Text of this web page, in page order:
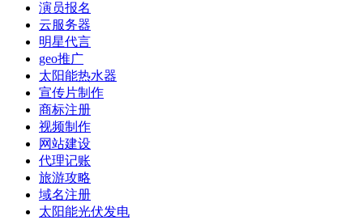
演员报名
云服务器
明星代言
geo推广
太阳能热水器
宣传片制作
商标注册
视频制作
网站建设
代理记账
旅游攻略
域名注册
太阳能光伏发电